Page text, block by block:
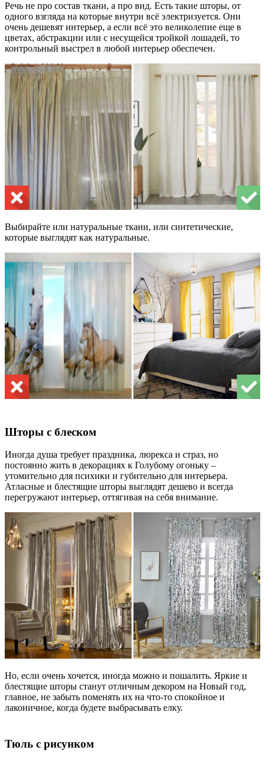
Речь не про состав ткани, а про вид. Есть такие шторы, от
одного взгляда на которые внутри всё электризуется. Они
очень дешевят интерьер, а если всё это великолепие еще в
цветах, абстракции или с несущейся тройкой лошадей, то
контрольный выстрел в любой интерьер обеспечен.
Выбирайте или натуральные ткани, или синтетические,
которые выглядят как натуральные.
Шторы с блеском
Иногда душа требует праздника, люрекса и страз, но
постоянно жить в декорациях к Голубому огоньку –
утомительно для психики и губительно для интерьера.
Атласные и блестящие шторы выглядят дешево и всегда
перегружают интерьер, оттягивая на себя внимание.
Но, если очень хочется, иногда можно и пошалить. Яркие и
блестящие шторы станут отличным декором на Новый год,
главное, не забыть поменять их на что-то спокойное и
лаконичное, когда будете выбрасывать елку.
Тюль с рисунком